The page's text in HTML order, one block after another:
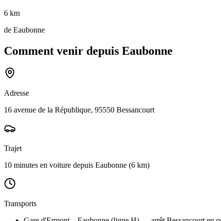
6 km
de Eaubonne
Comment venir depuis Eaubonne
Adresse
16 avenue de la République, 95550 Bessancourt
Trajet
10 minutes en voiture depuis Eaubonne (6 km)
Transports